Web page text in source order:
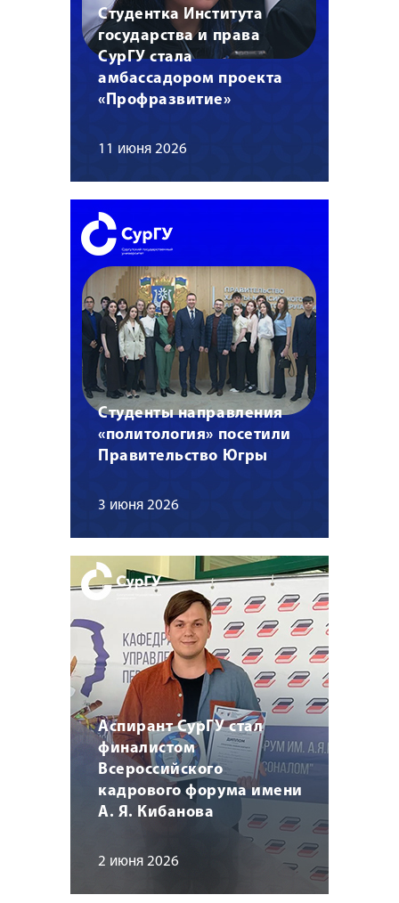
Студентка Института
государства и права
СурГУ стала
амбассадором проекта
«Профразвитие»
11 июня 2026
Студенты направления
«политология» посетили
Правительство Югры
3 июня 2026
Аспирант СурГУ стал
финалистом
Всероссийского
кадрового форума имени
А. Я. Кибанова
2 июня 2026